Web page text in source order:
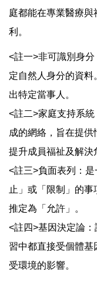
庭都能在專業醫療
利。
<註一>非可識別身
定自然人身分的資
出特定當事人。
<註二>家庭支持系
成的網絡，旨在提供
提升成員福祉及解決
<註三>負面表列：
止」或「限制」的
推定為「允許」。
<註四>基因決定論
習中都直接受個體基
受環境的影響。